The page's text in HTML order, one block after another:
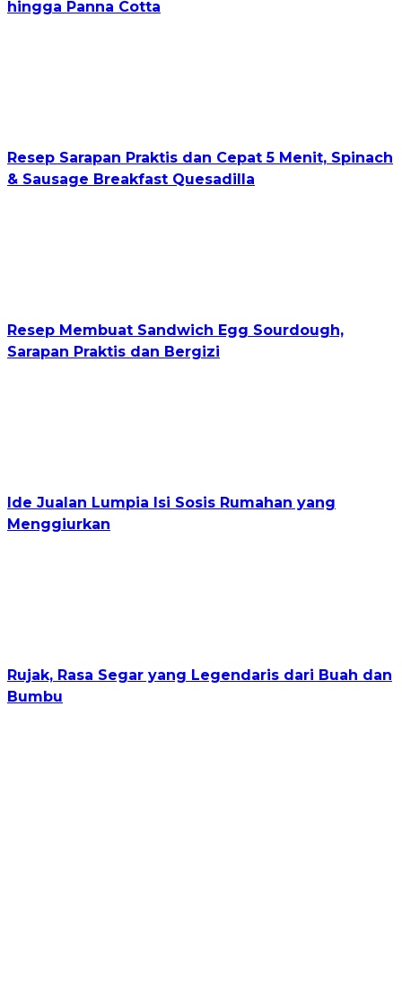
hingga Panna Cotta
Resep Sarapan Praktis dan Cepat 5 Menit, Spinach
& Sausage Breakfast Quesadilla
Resep Membuat Sandwich Egg Sourdough,
Sarapan Praktis dan Bergizi
Ide Jualan Lumpia Isi Sosis Rumahan yang
Menggiurkan
Rujak, Rasa Segar yang Legendaris dari Buah dan
Bumbu